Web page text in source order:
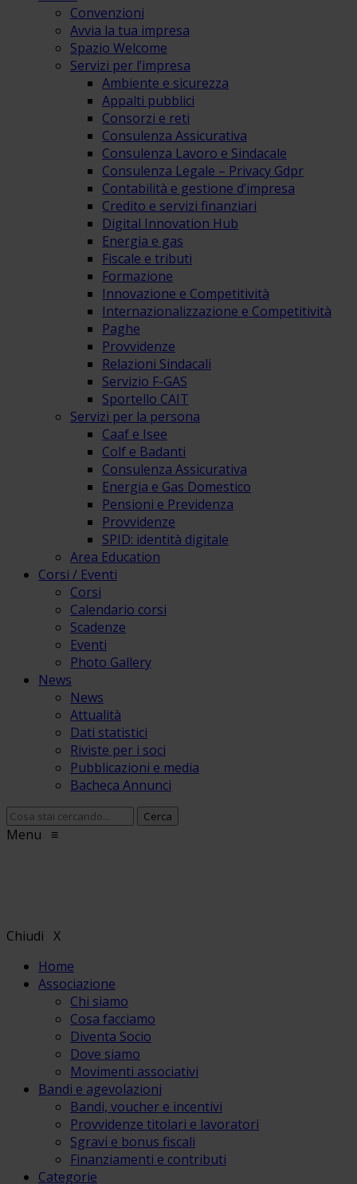
Convenzioni
Avvia la tua impresa
Spazio Welcome
Servizi per l’impresa
Ambiente e sicurezza
Appalti pubblici
Consorzi e reti
Consulenza Assicurativa
Consulenza Lavoro e Sindacale
Consulenza Legale – Privacy Gdpr
Contabilità e gestione d’impresa
Credito e servizi finanziari
Digital Innovation Hub
Energia e gas
Fiscale e tributi
Formazione
Innovazione e Competitività
Internazionalizzazione e Competitività
Paghe
Provvidenze
Relazioni Sindacali
Servizio F-GAS
Sportello CAIT
Servizi per la persona
Caaf e Isee
Colf e Badanti
Consulenza Assicurativa
Energia e Gas Domestico
Pensioni e Previdenza
Provvidenze
SPID: identità digitale
Area Education
Corsi / Eventi
Corsi
Calendario corsi
Scadenze
Eventi
Photo Gallery
News
News
Attualità
Dati statistici
Riviste per i soci
Pubblicazioni e media
Bacheca Annunci
Menu ≡
Chiudi X
Home
Associazione
Chi siamo
Cosa facciamo
Diventa Socio
Dove siamo
Movimenti associativi
Bandi e agevolazioni
Bandi, voucher e incentivi
Provvidenze titolari e lavoratori
Sgravi e bonus fiscali
Finanziamenti e contributi
Categorie